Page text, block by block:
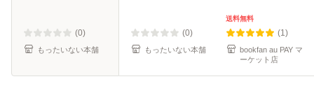
(0)
もったいない本舗
(0)
もったいない本舗
送料無料
(1)
bookfan au PAY マ
ーケット店